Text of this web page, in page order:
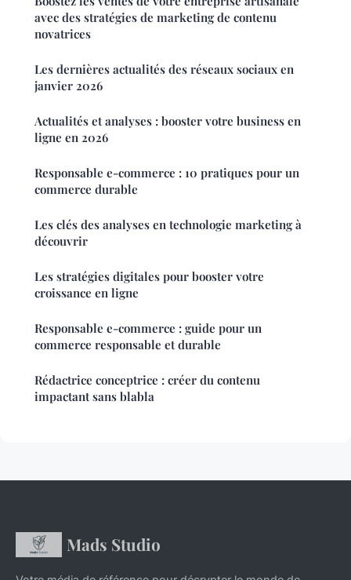
avec des stratégies de marketing de contenu
novatrices
Les dernières actualités des réseaux sociaux en
janvier 2026
Actualités et analyses : booster votre business en
ligne en 2026
Responsable e-commerce : 10 pratiques pour un
commerce durable
Les clés des analyses en technologie marketing à
découvrir
Les stratégies digitales pour booster votre
croissance en ligne
Responsable e-commerce : guide pour un
commerce responsable et durable
Rédactrice conceptrice : créer du contenu
impactant sans blabla
Mads Studio